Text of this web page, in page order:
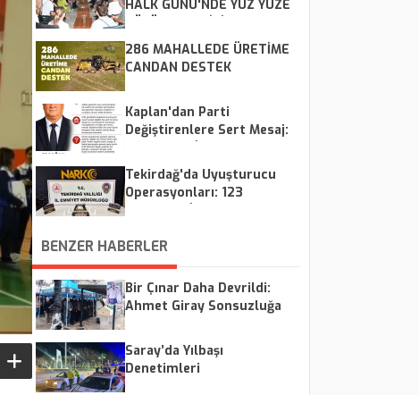
HALK GÜNÜ'NDE YÜZ YÜZE
286 MAHALLEDE ÜRETİME
CANDAN DESTEK
Kaplan'dan Parti
Değiştirenlere Sert Mesaj:
Tekirdağ'da Uyuşturucu
Operasyonları: 123
BENZER HABERLER
Bir Çınar Daha Devrildi:
Ahmet Giray Sonsuzluğa
Saray’da Yılbaşı
Denetimleri